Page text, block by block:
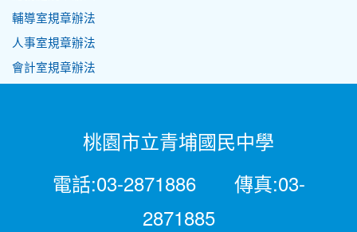
輔導室規章辦法
人事室規章辦法
會計室規章辦法
桃園市立青埔國民中學
電話:03-2871886 傳真:03-
2871885